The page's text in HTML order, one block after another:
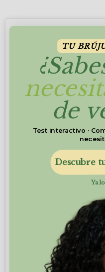
Envío y Seguimiento
Pagos
Ver esta
TU
de
Test interactivo ·
Descubre
Ya